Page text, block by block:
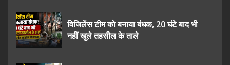
विजिलेंस टीम को बनाया बंधक, 20 घंटे बाद भी
नहीं खुले तहसील के ताले